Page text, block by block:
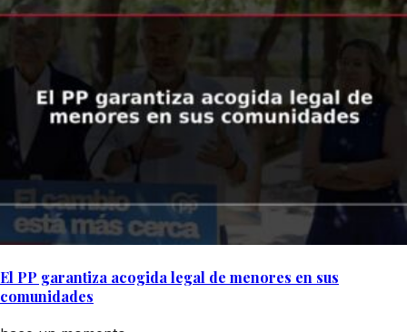
El PP garantiza acogida legal de menores en sus
comunidades